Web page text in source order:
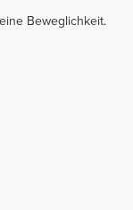
Beweglichkeit.